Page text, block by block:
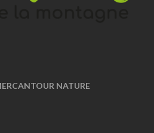
NATURE